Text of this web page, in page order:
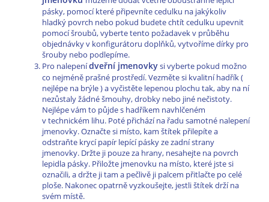
pásky, pomocí které připevníte cedulku na jakýkoliv
hladký povrch nebo pokud budete chtít cedulku upevnit
pomocí šroubů, vyberte tento požadavek v průběhu
objednávky v konfigurátoru doplňků, vytvoříme dírky pro
šrouby nebo podlepíme.
Pro nalepenídveřní jmenovkysi vyberte pokud možno
co nejméně prašné prostředí. Vezměte si kvalitní hadřík (
nejlépe na brýle ) a vyčistěte lepenou plochu tak, aby na ní
nezůstaly žádné šmouhy, drobky nebo jiné nečistoty.
Nejlépe vám to půjde s hadříkem navhlčeném
v technickém lihu. Poté přichází na řadu samotné nalepení
jmenovky. Označte si místo, kam štítek přilepíte a
odstraňte krycí papír lepící pásky ze zadní strany
jmenovky. Držte ji pouze za hrany, nesahejte na povrch
lepidla pásky. Přiložte jmenovku na místo, které jste si
označili, a držte ji tam a pečlivě ji palcem přitlačte po celé
ploše. Nakonec opatrně vyzkoušejte, jestli štítek drží na
svém místě.